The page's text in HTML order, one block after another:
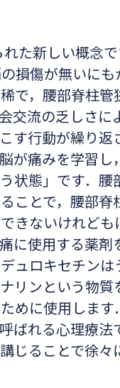
た新しい概念
損傷が無いにも
で，腰部脊柱管
交流の乏しさに
す行動が繰り返
が痛みを学習し
状態」です．腰
ことで，腰部脊
きないけれど
に使用する薬剤
ュロキセチンは
ンという物質
めに使用します
ばれる心理療法
じることで徐々